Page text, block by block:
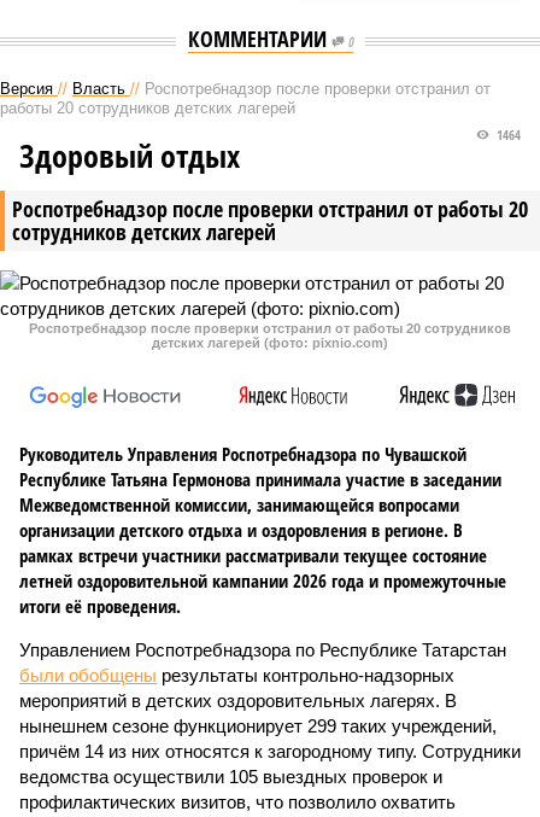
КОММЕНТАРИИ 0
Версия // Власть // Роспотребнадзор после проверки отстранил от
работы 20 сотрудников детских лагерей
Роспотребнадзор после проверки отстранил от работы 20
сотрудников детских лагерей
1464
Здоровый отдых
Роспотребнадзор после проверки отстранил от работы 20 сотрудников
детских лагерей (фото: pixnio.com)
Руководитель Управления Роспотребнадзора по Чувашской
Республике Татьяна Гермонова принимала участие в заседании
Межведомственной комиссии, занимающейся вопросами
организации детского отдыха и оздоровления в регионе. В
рамках встречи участники рассматривали текущее состояние
летней оздоровительной кампании 2026 года и промежуточные
итоги её проведения.
Управлением Роспотребнадзора по Республике Татарстан
были обобщены результаты контрольно-надзорных
мероприятий в детских оздоровительных лагерях. В
нынешнем сезоне функционирует 299 таких учреждений,
причём 14 из них относятся к загородному типу. Сотрудники
ведомства осуществили 105 выездных проверок и
профилактических визитов, что позволило охватить